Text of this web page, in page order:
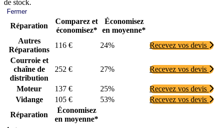
de stock.
Fermer
Réparation
Comparez et
économisez*
Économisez
en moyenne*
Autres
Réparations
116 € 24%
Recevez vos devis
Courroie et
chaîne de
distribution
252 € 27% Recevez vos devis
Moteur 137 € 25%
Recevez vos devis
Vidange
105 € 53%
Recevez vos devis
Réparation
Économisez
en moyenne*